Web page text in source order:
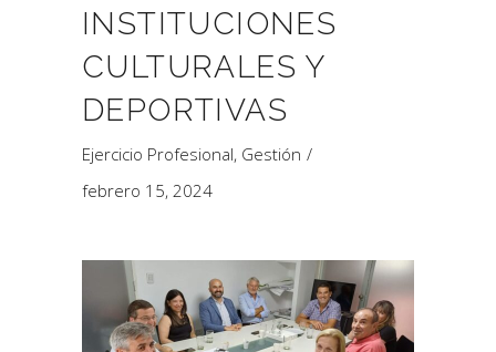
INSTITUCIONES
CULTURALES Y
DEPORTIVAS
Ejercicio Profesional, Gestión
febrero 15, 2024